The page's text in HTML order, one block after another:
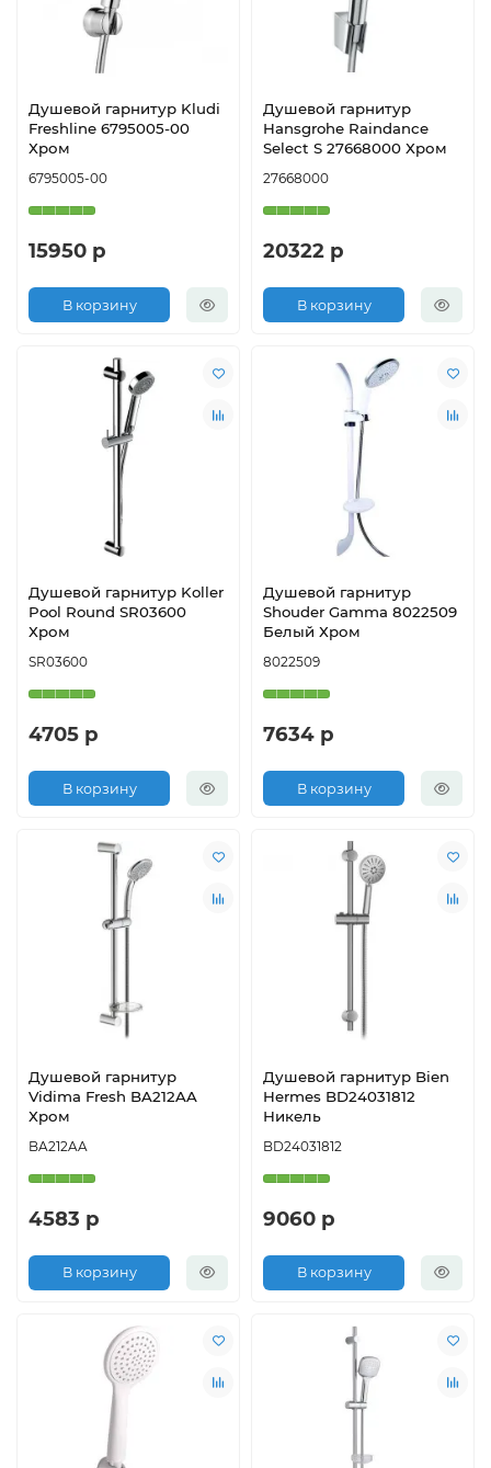
Душевой гарнитур Kludi
Freshline 6795005-00
Хром
6795005-00
15950 р
В корзину
Душевой гарнитур
Hansgrohe Raindance
Select S 27668000 Хром
27668000
20322 р
В корзину
Душевой гарнитур Koller
Pool Round SR03600
Хром
SR03600
4705 р
В корзину
Душевой гарнитур
Shouder Gamma 8022509
Белый Хром
8022509
7634 р
В корзину
Душевой гарнитур
Vidima Fresh BA212AA
Хром
BA212AA
4583 р
В корзину
Душевой гарнитур Bien
Hermes BD24031812
Никель
BD24031812
9060 р
В корзину